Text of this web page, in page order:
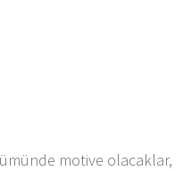
motive olacaklar,